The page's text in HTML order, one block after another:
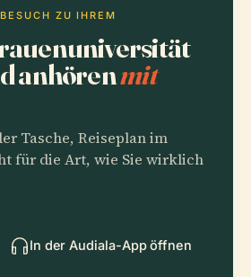
ZU IHREM
anhörenmit
Tasche, Reiseplan im
für die Art, wie Sie wirklich
In der Audiala-App öffnen